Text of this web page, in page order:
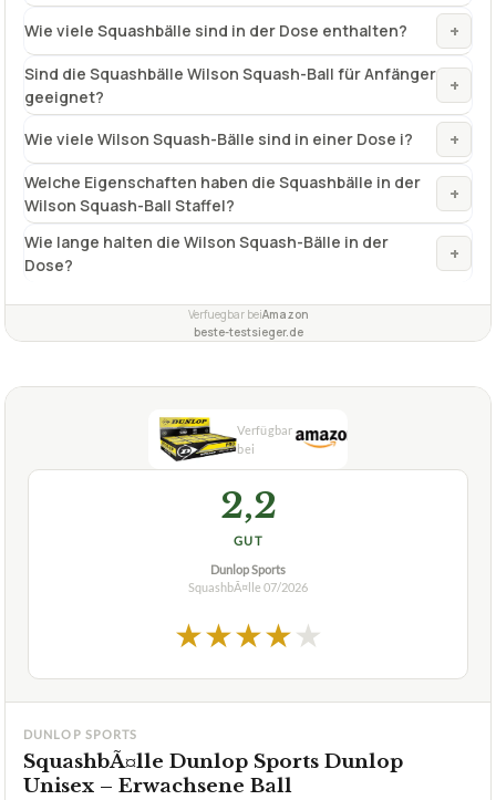
Wie viele Squashbälle sind in der Dose enthalten? +
Sind die Squashbälle Wilson Squash-Ball für Anfänger
geeignet?
+
Wie viele Wilson Squash-Bälle sind in einer Dose i? +
Welche Eigenschaften haben die Squashbälle in der
Wilson Squash-Ball Staffel?
+
Wie lange halten die Wilson Squash-Bälle in der
Dose?
+
Verfuegbar beiAmazon
beste-testsieger.de
2,2
GUT
Dunlop Sports
SquashbÃ¤lle 07/2026
★★★★★
DUNLOP SPORTS
SquashbÃ¤lle Dunlop Sports Dunlop
Unisex – Erwachsene Ball